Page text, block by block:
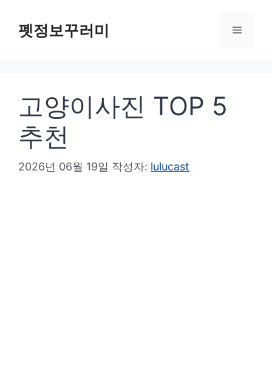
펫정보꾸러미 메
고양이사진 TOP 5
추천
2026년 06월 19일 작성자: lulucast